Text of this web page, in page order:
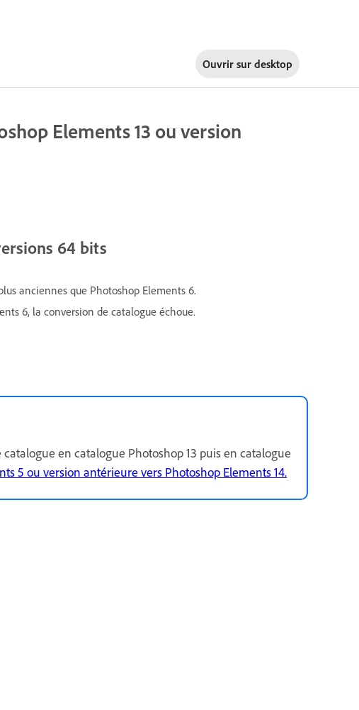
Ouvrir sur desktop
Elements 13 ou version
64 bits
anciennes que Photoshop Elements 6.
6, la conversion de catalogue échoue.
en catalogue Photoshop 13 puis en catalogue
5 ou version antérieure vers Photoshop Elements 14.